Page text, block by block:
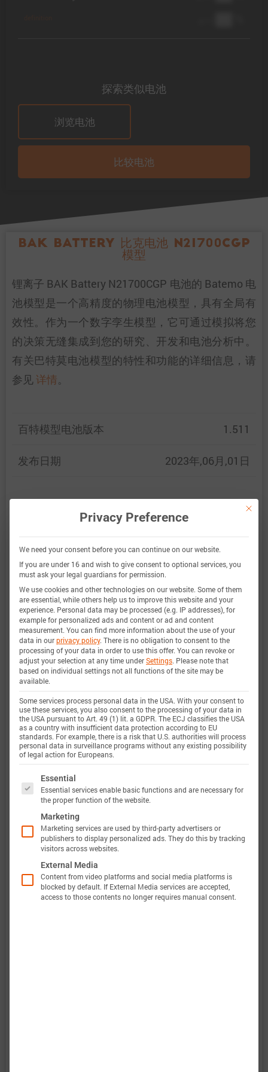
探索类似电池
浏览电池
比较电池
BAK Battery 比克电池 N21700CGP
模型
锂离子 BAK Battery N21700CGP 电池的 Batemo 电
池模型是一个高精度的物理电池模型，具有全局有
效性。作为一个数字孪生模型，它可通过模拟将您
的决策无缝集成到您的研究、开发和电池分析中。
有关巴特莫电池模型的特性和功能的详细信息，请
参见 详情。
百特模型电池版本 1.511
发布日期 2023年,06月,01日
百特模型通过比较以下范围内的电池仿真和测量数
据，展示了百特模型电池的准确性和有效性。验证
非常广泛，实验特性覆盖了电池的整个操作区域：
在低温和高温下，直到最大电流，并且在整个电量
范围内。
电量范围 0 … 100%
电流范围
定义
-80 A 放电 … 16 A 充电 (-20C
… 4C)
电压范围
定义
2.5 … 4.2 V
温度范围
定义
此外，巴特莫电池模型的验证将完全透明。巴特莫
电池数据包含原始测量数据和仿真数据。所有实验
都会计算电压、温度、功率和能量的准确性。这使
得可以轻松评估和分析巴特莫电池模型的有效性。
This
Privacy Preference
We need your consent before you can continue on our website.
If you are under 16 and wish to give consent to optional services, you
must ask your legal guardians for permission.
We use cookies and other technologies on our website. Some of them
are essential, while others help us to improve this website and your
experience. Personal data may be processed (e.g. IP addresses), for
example for personalized ads and content or ad and content
measurement. You can find more information about the use of your
data in ourprivacy policy. There is no obligation to consent to the
processing of your data in order to use this offer. You can revoke or
adjust your selection at any time underSettings. Please note that
based on individual settings not all functions of the site may be
available.
Some services process personal data in the USA. With your consent to
use these services, you also consent to the processing of your data in
the USA pursuant to Art. 49 (1) lit. a GDPR. The ECJ classifies the USA
as a country with insufficient data protection according to EU
standards. For example, there is a risk that U.S. authorities will process
personal data in surveillance programs without any existing possibility
of legal action for Europeans.
The following is a list of service groups for which
Essential
Essential services enable basic functions and are necessary for
the proper function of the website.
Marketing
Marketing services are used by third-party advertisers or
publishers to display personalized ads. They do this by tracking
visitors across websites.
External Media
Content from video platforms and social media platforms is
blocked by default. If External Media services are accepted,
access to those contents no longer requires manual consent.